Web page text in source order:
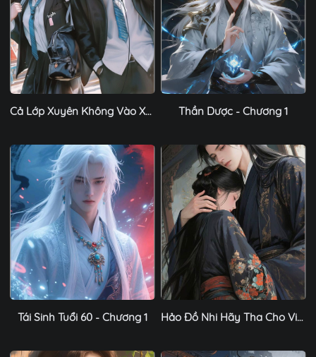
Cả Lớp Xuyên Không Vào Xe RV Sinh Tồn, Chỉ Mình Tôi Là Nam - Chương 1 Thần Dược - Chương 1
Tái Sinh Tuổi 60 - Chương 1 Hảo Đồ Nhi Hãy Tha Cho Vi Sư - Chương 1